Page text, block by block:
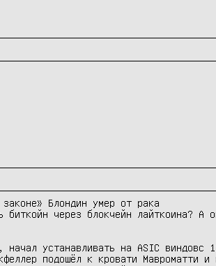
биткойн через блокчейн лайткоина?
устанавливать на ASIC виндовс
подошёл к кровати Мавроматти и